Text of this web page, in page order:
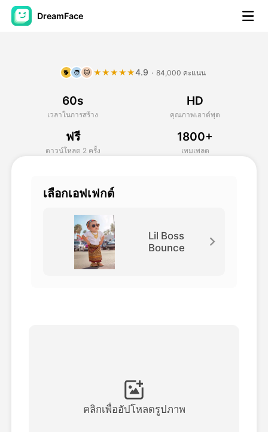
DreamFace
วิดีโออวัตาร์
วิดีโอ AI
รูปถ่าย
ดูเทมเพลตทั้งหมด
🐕 🧑 🐱 ★★★★★4.9 · 84,000 คะแนน
60s
เวลาในการสร้าง
HD
คุณภาพเอาต์พุต
ฟรี
ดาวน์โหลด 2 ครั้ง
1800+
เทมเพลต
เลือกเอฟเฟกต์
Lil Boss
Bounce
คลิกเพื่ออัปโหลดรูปภาพ